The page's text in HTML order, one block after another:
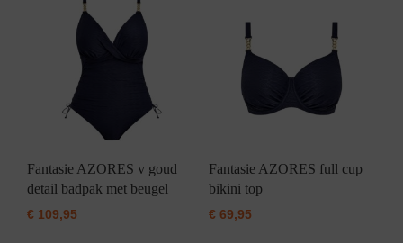
Fantasie AZORES v goud
detail badpak met beugel
€ 109,95
Fantasie AZORES full cup
bikini top
€69,95